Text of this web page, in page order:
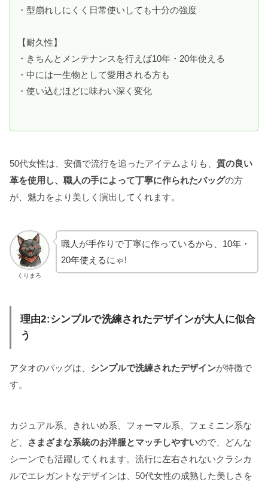
・型崩れしにくく日常使いしても十分の強度
【耐久性】
・きちんとメンテナンスを行えば10年・20年使える
・中には一生物として愛用される方も
・使い込むほどに味わい深く変化
50代女性は、安価で流行を追ったアイテムよりも、 質の良い
革を使用し、職人の手によって丁寧に作られたバッグの方
が、魅力をより美しく演出してくれます。
くりまろ
職人が手作りで丁寧に作っているから、10年・
20年使えるにゃ!
理由2:シンプルで洗練されたデザインが大人に似合
う
アタオのバッグは、 シンプルで洗練されたデザインが特徴で
す。
カジュアル系、きれいめ系、フォーマル系、フェミニン系な
ど、
さまざまな系統のお洋服とマッチしやすいので、どんな
シーンでも活躍してくれます。流行に左右されないクラシカ
ルでエレガントなデザインは、50代女性の成熟した美しさを